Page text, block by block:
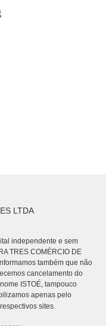
LTDA
independente e sem
TRES COMÉRCIO DE
também que não
cancelamento do
ISTOÉ, tampouco
apenas pelo
sites.